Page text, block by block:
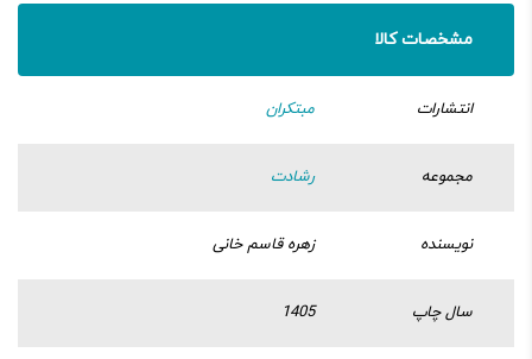
مشخصات کالا
انتشارات مبتکران
مجموعه رشادت
نویسنده زهره قاسم خانی
سال چاپ 1405